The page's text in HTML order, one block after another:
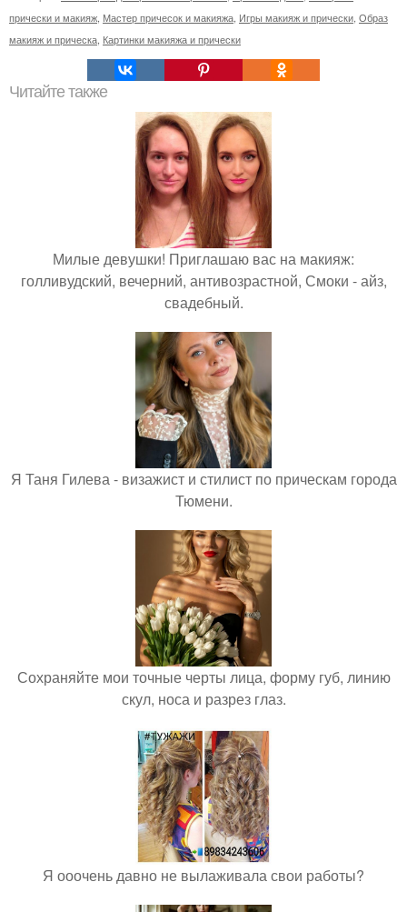
прически и макияж Мастер причесок и макияжа Игры макияж и прически Образ
макияж и прическа Картинки макияжа и прически
Читайте также
Милые девушки! Приглашаю вас на макияж:
голливудский, вечерний, антивозрастной, Смоки - айз,
свадебный.
Я Таня Гилева - визажист и стилист по прическам города
Тюмени.
Сохраняйте мои точные черты лица, форму губ, линию
скул, носа и разрез глаз.
Я ооочень давно не вылаживала свои работы?